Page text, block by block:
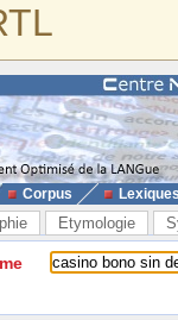
Corpus
Etymologie